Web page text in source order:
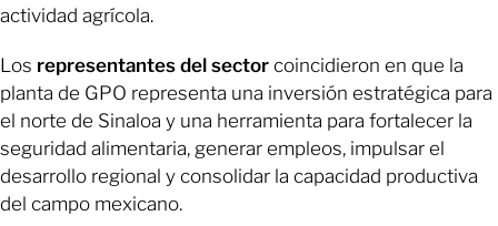
actividad agrícola.
Los representantes del sector coincidieron en que la
planta de GPO representa una inversión estratégica para
el norte de Sinaloa y una herramienta para fortalecer la
seguridad alimentaria, generar empleos, impulsar el
desarrollo regional y consolidar la capacidad productiva
del campo mexicano.